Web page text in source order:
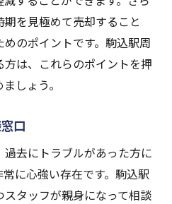
を見極めて売却すること
のポイントです。駒込駅周
は、これらのポイントを押
しょう。
口
去にトラブルがあった方に
に心強い存在です。駒込駅
タッフが親身になって相談